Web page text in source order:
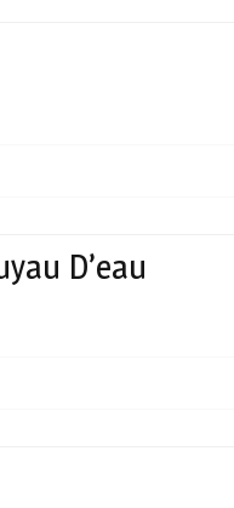
D’eau